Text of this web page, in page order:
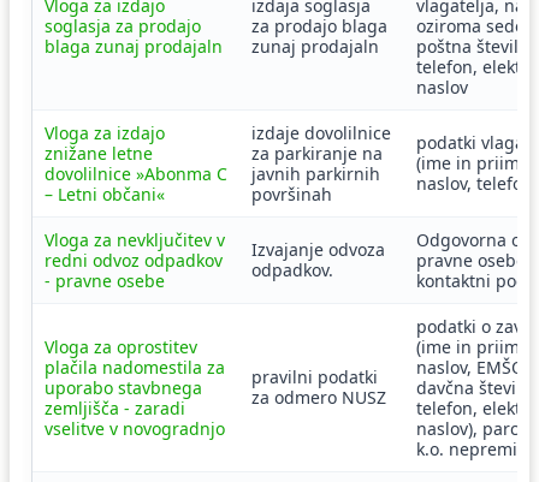
Vloga za izdajo
soglasja za prodajo
blaga zunaj prodajaln
izdaja soglasja
za prodajo blaga
zunaj prodajaln
vlagatelja,
oziroma sedež,
poštna
telefon,
naslov
Vloga za izdajo
znižane letne
dovolilnice »Abonma C
– Letni občani«
izdaje dovolilnice
za parkiranje na
javnih parkirnih
površinah
podatki
(ime in
naslov, telefon)
Vloga za nevključitev v
redni odvoz odpadkov
- pravne osebe
Izvajanje odvoza
odpadkov.
Odgovorna
pravne osebe,
kontaktni
Vloga za oprostitev
plačila nadomestila za
uporabo stavbnega
zemljišča - zaradi
vselitve v novogradnjo
pravilni podatki
za odmero NUSZ
podatki o
(ime in
naslov, EMŠO,
davčna
telefon,
naslov), parc.
k.o.